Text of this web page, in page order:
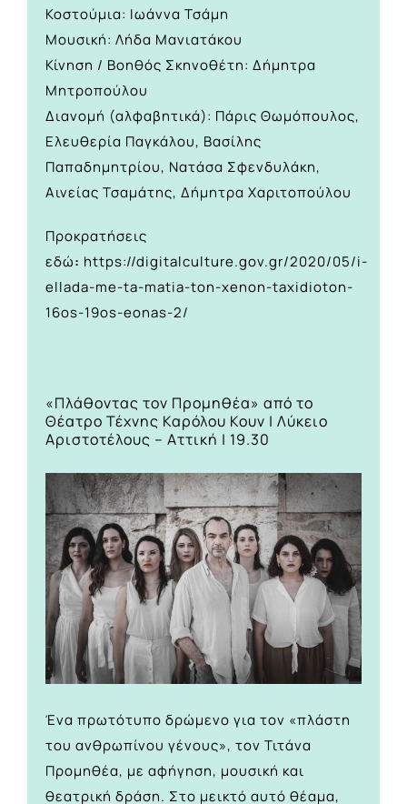
Κοστούμια: Ιωάννα Τσάμη
Μουσική: Λήδα Μανιατάκου
Κίνηση / Βοηθός Σκηνοθέτη: Δήμητρα
Μητροπούλου
Διανομή (αλφαβητικά): Πάρις Θωμόπουλος,
Ελευθερία Παγκάλου, Βασίλης
Παπαδημητρίου, Νατάσα Σφενδυλάκη,
Αινείας Τσαμάτης, Δήμητρα Χαριτοπούλου
Προκρατήσεις
εδώ: https://digitalculture.gov.gr/2020/05/i-
ellada-me-ta-matia-ton-xenon-taxidioton-
16os-19os-eonas-2/
«Πλάθοντας τον Προμηθέα» από το
Θέατρο Τέχνης Καρόλου Κουν | Λύκειο
Αριστοτέλους – Αττική | 19.30
Ένα πρωτότυπο δρώμενο για τον «πλάστη
του ανθρωπίνου γένους», τον Τιτάνα
Προμηθέα, με αφήγηση, μουσική και
θεατρική δράση. Στο μεικτό αυτό θέαμα,